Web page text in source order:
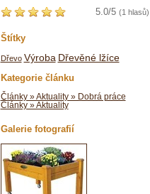
5.0/5 (1 hlasů)
Štítky
Dřevo Výroba Dřevěné lžíce
Kategorie článku
Články » Aktuality » Dobrá práce
Články » Aktuality
Galerie fotografií